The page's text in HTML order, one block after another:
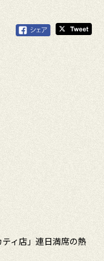
ィ店」連日満席の熱